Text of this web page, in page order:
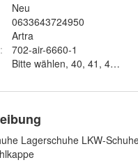
Neu
0633643724950
Artra
702-air-6660-1
Lagerschuhe LKW-